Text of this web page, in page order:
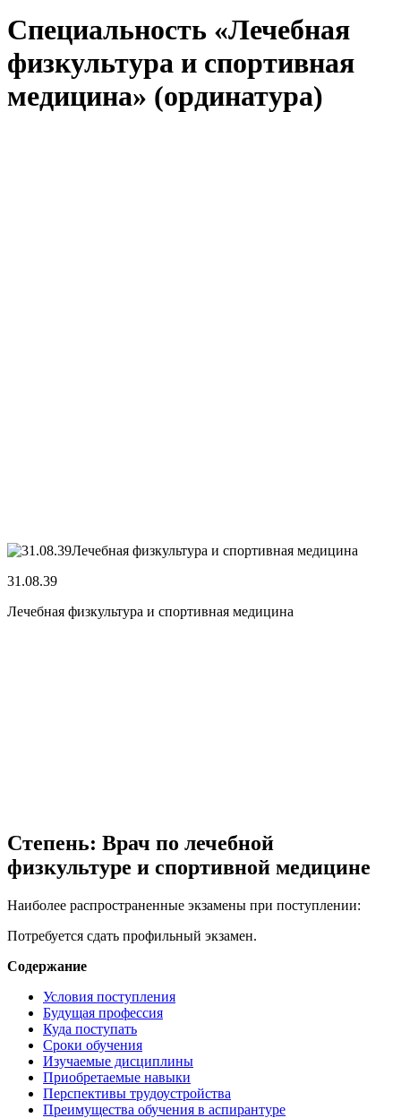
Специальность «Лечебная
физкультура и спортивная
медицина» (ординатура)
31.08.39
Лечебная физкультура и спортивная медицина
Степень: Врач по лечебной
физкультуре и спортивной медицине
Наиболее распространенные экзамены при поступлении:
Потребуется сдать профильный экзамен.
Содержание
Условия поступления
Будущая профессия
Куда поступать
Сроки обучения
Изучаемые дисциплины
Приобретаемые навыки
Перспективы трудоустройства
Преимущества обучения в аспирантуре